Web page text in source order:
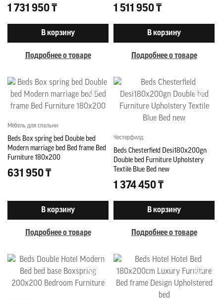
1 731 950 ₸
В корзину
Подробнее о товаре
1 511 950 ₸
В корзину
Подробнее о товаре
Мебель для спальни
Beds Box spring bed Double bed
Modern marriage bed Bed frame Bed
Furniture 180x200
631 950 ₸
В корзину
Подробнее о товаре
Честерфилд
Beds Chesterfield Desi180x200gn
Double bed Furniture Upholstery
Textile Blue Bed new
1 374 450 ₸
В корзину
Подробнее о товаре